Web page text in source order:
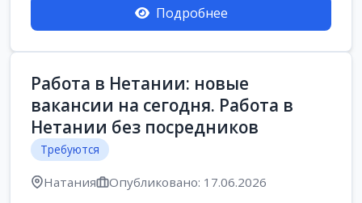
Подробнее
Работа в Нетании: новые
вакансии на сегодня. Работа в
Нетании без посредников
Требуются
Натания Опубликовано: 17.06.2026